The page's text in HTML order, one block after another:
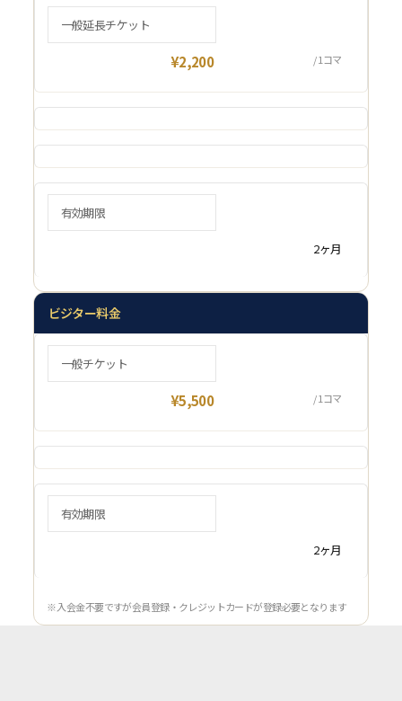
一般延長チケット
¥2,200 / 1コマ
有効期限
2ヶ月
ビジター料金
一般チケット
¥5,500 / 1コマ
有効期限
2ヶ月
※ 入会金不要ですが会員登録・クレジットカードが登録必要となります